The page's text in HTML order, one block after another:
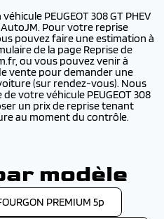
PEUGEOT 308 GT PHEV
Pour votre reprise
pouvez faire une estimation à
de la page Reprise de
ou vous pouvez venir à
vente pour demander une
(sur rendez-vous). Nous
votre véhicule PEUGEOT 308
un prix de reprise tenant
au moment du contrôle.
modèle
PREMIUM 5p